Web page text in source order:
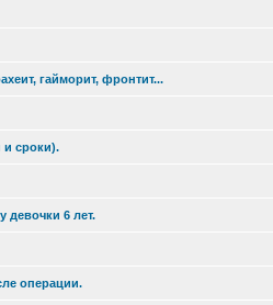
гайморит, фронтит...
и сроки).
девочки 6 лет.
операции.